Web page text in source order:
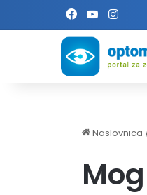
Facebook
YouTube
Naslovnica